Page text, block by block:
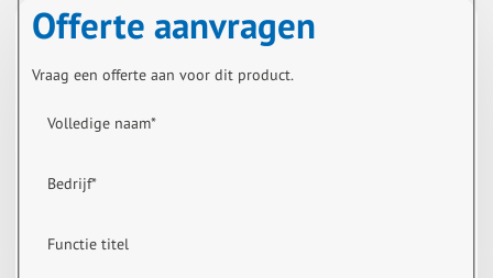
Offerte aanvragen
Vraag een offerte aan voor dit product.
Volledige naam*
Bedrijf*
Functie titel